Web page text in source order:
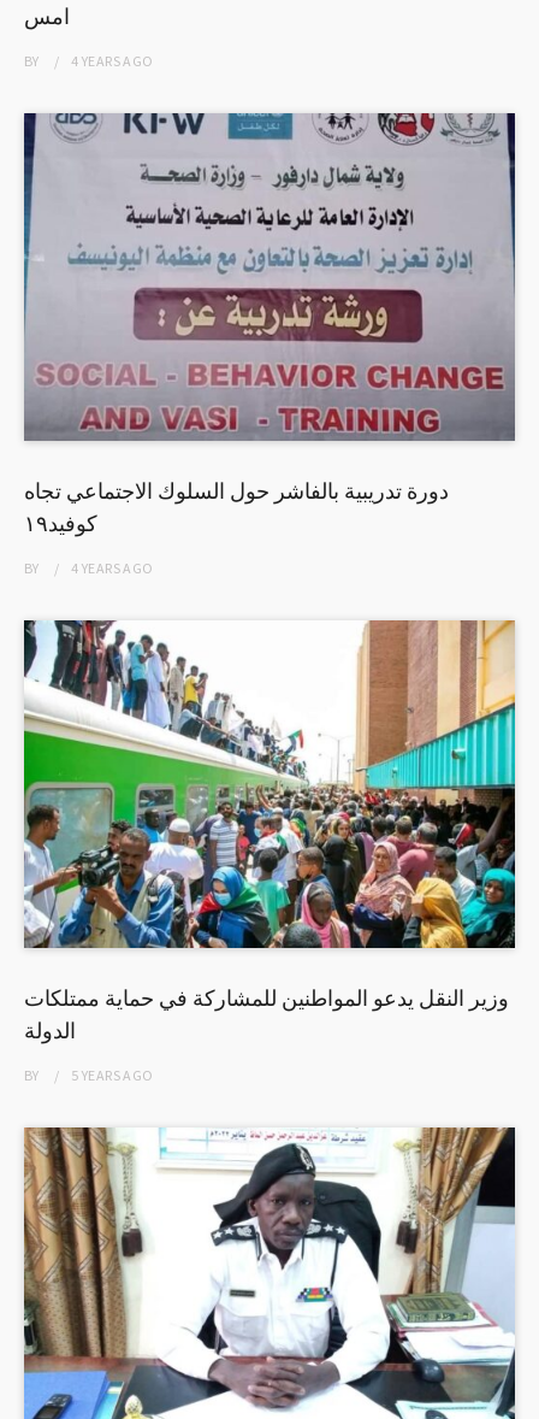
امس
BY 4 YEARSAGO
دورة تدريبية بالفاشر حول السلوك الاجتماعي تجاه
كوفيد١٩
BY 4 YEARSAGO
وزير النقل يدعو المواطنين للمشاركة في حماية ممتلكات
الدولة
BY 5 YEARSAGO